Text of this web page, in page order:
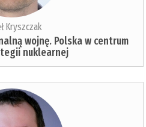
Kryszczak
wojnę. Polska w centrum
nuklearnej